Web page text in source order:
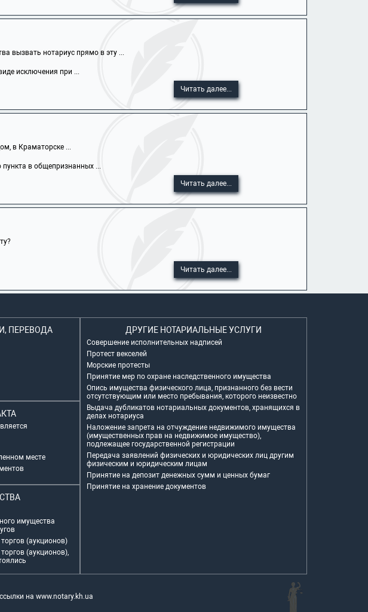
вызвать нотариус прямо в эту ...
исключения при ...
Читать далее...
в Краматорске ...
пункта в общепризнанных ...
Читать далее...
Читать далее...
ПЕРЕВОДА
месте
имущества
(аукционов)
(аукционов),
ДРУГИЕ НОТАРИАЛЬНЫЕ УСЛУГИ
Совершение исполнительных надписей
Протест векселей
Морские протесты
Принятие мер по охране наследственного имущества
Опись имущества физического лица, признанного без вести
отсутствующим или место пребывания, которого неизвестно
Выдача дубликатов нотариальных документов, хранящихся в
делах нотариуса
Наложение запрета на отчуждение недвижимого имущества
(имущественных прав на недвижимое имущество),
подлежащее государственной регистрации
Передача заявлений физических и юридических лиц другим
физическим и юридическим лицам
Принятие на депозит денежных сумм и ценных бумаг
Принятие на хранение документов
на www.notary.kh.ua